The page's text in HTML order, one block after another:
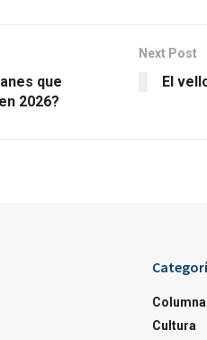
que
2026?
Next Post
El
Cultura